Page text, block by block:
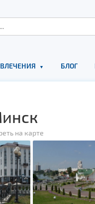
БЛОГ
на карте